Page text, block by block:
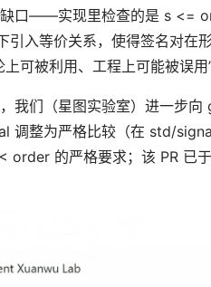
口——实现里检查的是 s <=
引入等价关系，使得签名对
可被利用、工程上可能被误用
我们（星图实验室）进一步
调整为严格比较（在 std/
order 的严格要求；该 PR